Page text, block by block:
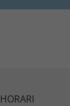
HORARI